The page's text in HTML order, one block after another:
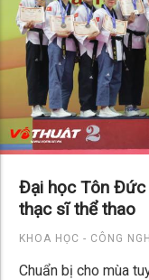
Đại học Tôn Đức
thạc sĩ thể thao
KHOA HỌC - CÔNG
Chuẩn bị cho mùa